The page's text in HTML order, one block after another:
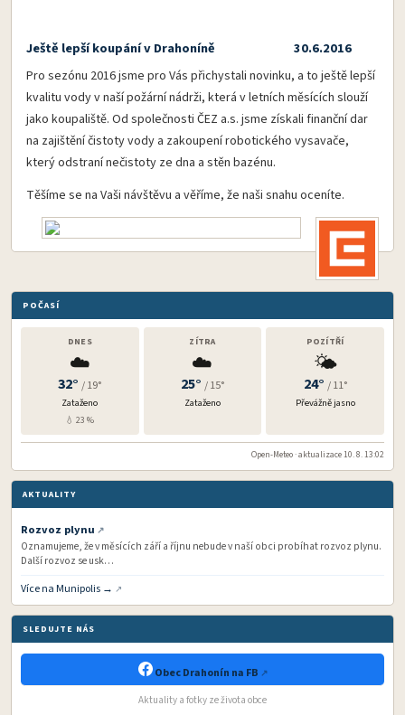
Ještě lepší koupání v Drahoníně 30.6.2016
Pro sezónu 2016 jsme pro Vás přichystali novinku, a to ještě lepší
kvalitu vody v naší požární nádrži, která v letních měsících slouží
jako koupaliště. Od společnosti ČEZ a.s. jsme získali finanční dar
na zajištění čistoty vody a zakoupení robotického vysavače,
který odstraní nečistoty ze dna a stěn bazénu.
Těšíme se na Vaši návštěvu a věříme, že naši snahu oceníte.
POČASÍ
DNES
☁️
32°/ 19°
Zataženo
💧 23 %
ZÍTRA
☁️
25° / 15°
Zataženo
POZÍTŘÍ
🌤️
24° / 11°
Převážně jasno
Open-Meteo · aktualizace 10. 8. 13:02
AKTUALITY
Rozvoz plynu
Oznamujeme, že v měsících září a říjnu nebude v naší obci probíhat rozvoz plynu.
Další rozvoz se usk…
Více na Munipolis →
SLEDUJTE NÁS
Obec Drahonín na FB
Aktuality a fotky ze života obce